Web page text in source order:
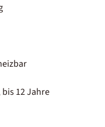
12 Jahre